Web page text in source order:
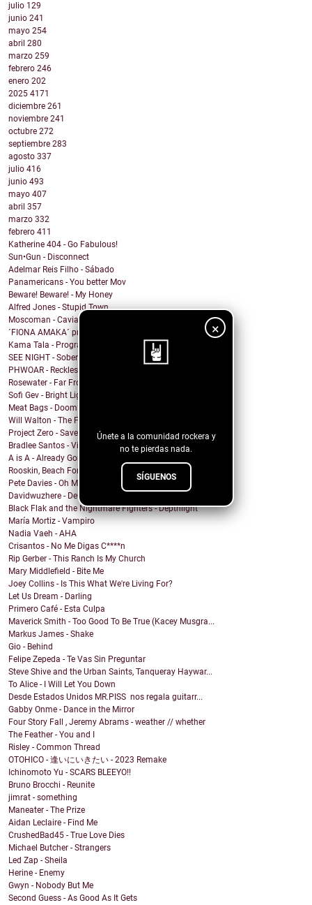
×
Únete a la comunidad rockera y
no te pierdas nada.
SÍGUENOS
julio 129
junio 241
mayo 254
abril 280
marzo 259
febrero 246
enero 202
2025 4171
diciembre 261
noviembre 241
octubre 272
septiembre 283
agosto 337
julio 416
junio 493
mayo 407
abril 357
marzo 332
febrero 411
Katherine 404 - Go Fabulous!
Sun•Gun - Disconnect
Adelmar Reis Filho - Sábado
Panamericans - You better Mov
Beware! Beware! - My Honey
Alfred Jones - Stupid Town
Moscoman - Caviar
´FIONA AMAKA´ presenta su tema: No Daylight
Kama Tala - Progràmma
SEE NIGHT - Sober & High
PHWOAR - Reckless
Rosewater - Far From Home
Sofi Gev - Bright Light Shining
Meat Bags - Doom
Will Walton - The Fine Line
Project Zero - Save the Date
Bradlee Santos - Violent Kiss
A is A - Already Gone
Rooskin, Beach For Tiger - Forever This Way
Pete Davies - Oh My God
Davidwuzhere - Deuces
Black Flak and the Nightmare Fighters - Depthlight
María Mortiz - Vampiro
Nadia Vaeh - AHA
Crisantos - No Me Digas C****n
Rip Gerber - This Ranch Is My Church
Mary Middlefield - Bite Me
Joey Collins - Is This What We're Living For?
Let Us Dream - Darling
Primero Café - Esta Culpa
Maverick Smith - Too Good To Be True (Kacey Musgra...
Markus James - Shake
Gio - Behind
Felipe Zepeda - Te Vas Sin Preguntar
Steve Shive and the Urban Saints, Tanqueray Haywar...
To Alice - I Will Let You Down
Desde Estados Unidos MR.PISS nos regala guitarr...
Gabby Onme - Dance in the Mirror
Four Story Fall , Jeremy Abrams - weather // whether
The Feather - You and I
Risley - Common Thread
OTOHICO - 逢いにいきたい - 2023 Remake
Ichinomoto Yu - SCARS BLEEYO!!
Bruno Brocchi - Reunite
jimrat - something
Maneater - The Prize
Aidan Leclaire - Find Me
CrushedBad45 - True Love Dies
Michael Butcher - Strangers
Led Zap - Sheila
Herine - Enemy
Gwyn - Nobody But Me
Second Guess - As Good As It Gets